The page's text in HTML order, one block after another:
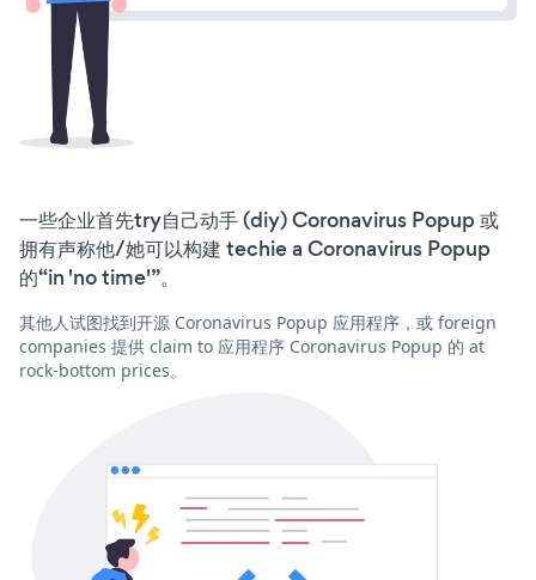
一些企业首先try自己动手 (diy) Coronavirus Popup 或
拥有声称他/她可以构建 techie a Coronavirus Popup
的“in 'no time'”。
其他人试图找到开源 Coronavirus Popup 应用程序，或 foreign
companies 提供 claim to 应用程序 Coronavirus Popup 的 at
rock-bottom prices。